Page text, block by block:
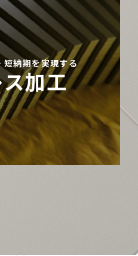
短納期を実現する
加工